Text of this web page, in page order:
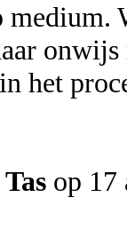
het
Tas op 17